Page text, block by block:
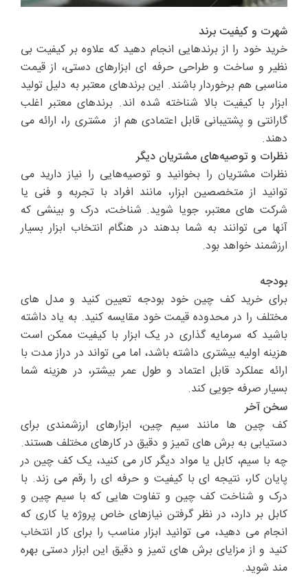
شهرت و کیفیت برند
خرید خود را از برندهایی انجام دهید که علاوه بر کیفیت بی
نظیر و ساخت و طراحی حرفه ای ابزارهای دستی، از قیمت
مناسبی هم برخوردار باشند. این برندهای معتبر به دلیل تولید
ابزار با کیفیت بالا شناخته شده اند. برندهای معتبر اغلب
گارانتی و پشتیبانی قابل اعتمادی هم از مشتری را، ارائه می
دهند.
نظرات و توصیه‌های مشتریان دیگر
نظرات مشتریان را بخوانید و توصیه‌هایی را نیاز دارید می
توانید از متخصصین ابزار، مانند افراد با تجربه و فنی یا
شرکت های معتبر، جویا شوید. شناخت، درک و بینشی که
آنها می توانند به شما بدهند در هنگام انتخاب ابزار بسیار
ارزشمند خواهد بود.
بودجه
برای خرید کف چین خود بودجه تعیین کنید و مدل های
مختلف را در محدوده قیمت خود مقایسه کنید. به یاد داشته
باشید که سرمایه گذاری در یک ابزار با کیفیت ممکن است
هزینه اولیه بیشتری داشته باشد، اما می تواند در دراز مدت با
ارائه عملکرد قابل اعتماد و طول عمر بیشتر، در هزینه شما
بسیار صرفه جویی کند.
سخن آخر
کف چین ها مانند سیم چین، ابزارهای ارزشمندی برای
دستیابی به برش های تمیز و دقیق در کارهای مختلف هستند.
چه با سیم، کابل یا مواد دیگر کار می کنید، یک کف چین در
پایان کار، نتیجه ای با کیفیت و حرفه ای را رقم می زند. با
درک و شناخت کف چین و تفاوت هایی که با سیم چین و
کابل بر دارد، در نظر گرفتن نیازهای خاص پروژه یا کاری که
انجام می دهید، می توانید ابزار مناسب را برای کار انتخاب
کنید و از مزایای برش های تمیز و دقیق این ابزار دستی بهره
مند شوید.